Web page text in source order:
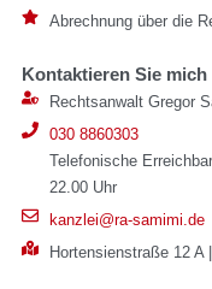
Abrechnung über die
Kontaktieren Sie mich
Rechtsanwalt Gregor
030 8860303
Telefonische
22.00 Uhr
kanzlei@ra-samimi.de
Hortensienstraße 12 A